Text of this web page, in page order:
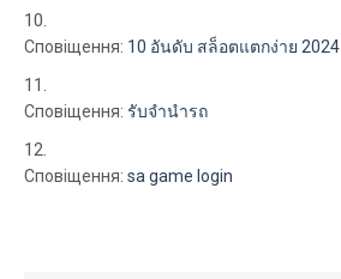
Сповіщення: 10 อันดับ สล็อตแตกง่าย 2024
Сповіщення: รับจํานํารถ
Сповіщення: sa game login